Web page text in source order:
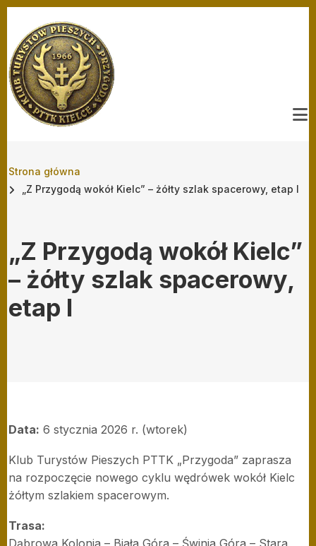
Przejdź do treści
Ścieżka nawigacyjna
Strona główna
„Z Przygodą wokół Kielc” – żółty szlak spacerowy, etap I
„Z Przygodą wokół Kielc”
– żółty szlak spacerowy,
etap I
Data: 6 stycznia 2026 r. (wtorek)
Klub Turystów Pieszych PTTK „Przygoda” zaprasza
na rozpoczęcie nowego cyklu wędrówek wokół Kielc
żółtym szlakiem spacerowym.
Trasa:
Dąbrowa Kolonia – Biała Góra – Świnia Góra – Stara